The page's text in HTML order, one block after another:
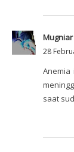
Mugniar
28
saat